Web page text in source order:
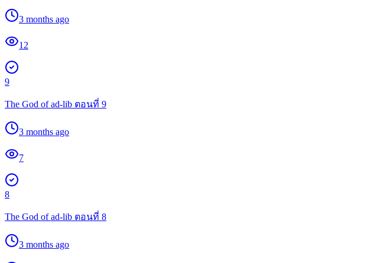
3 months ago
12
9
The God of ad-lib ตอนที่ 9
3 months ago
7
8
The God of ad-lib ตอนที่ 8
3 months ago